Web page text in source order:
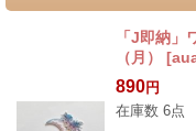
「J即納
（月）
[
890円
在庫数 6点